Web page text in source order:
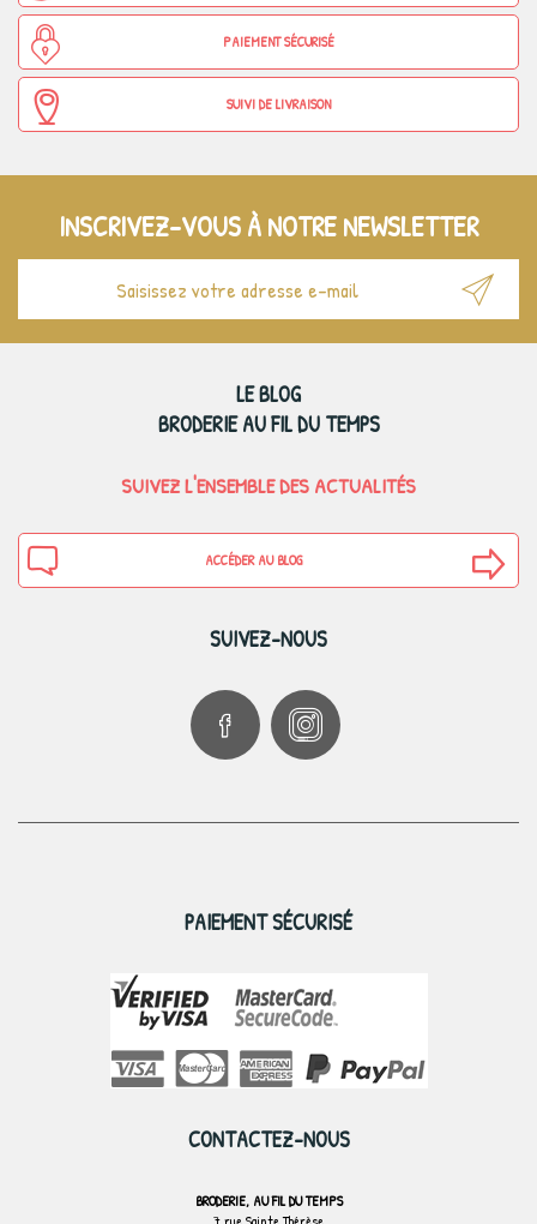
PAIEMENT SÉCURISÉ
SUIVI DE LIVRAISON
INSCRIVEZ-VOUS À NOTRE NEWSLETTER
LE BLOG
BRODERIE AU FIL DU TEMPS
SUIVEZ L'ENSEMBLE DES ACTUALITÉS
ACCÉDER AU BLOG
SUIVEZ-NOUS
PAIEMENT SÉCURISÉ
CONTACTEZ-NOUS
BRODERIE, AU FIL DU TEMPS